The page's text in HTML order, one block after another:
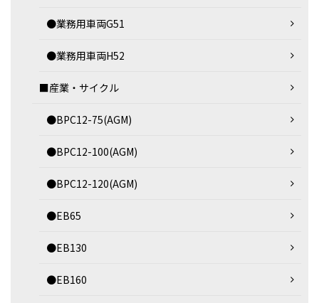
●業務用車両G51
●業務用車両H52
■産業・サイクル
●BPC12-75(AGM)
●BPC12-100(AGM)
●BPC12-120(AGM)
●EB65
●EB130
●EB160